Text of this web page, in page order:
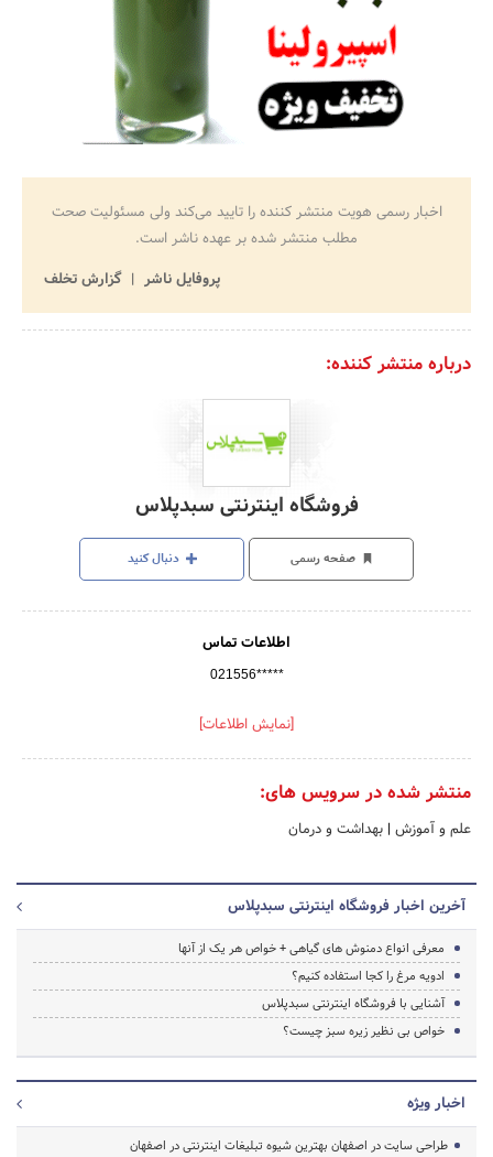
اخبار رسمی هویت منتشر کننده را تایید می‌کند ولی مسئولیت صحت
مطلب منتشر شده بر عهده ناشر است.
پروفایل ناشر
گزارش تخلف
درباره منتشر کننده:
فروشگاه اینترنتی سبدپلاس
صفحه رسمی دنبال کنید
اطلاعات تماس
021556*****
[نمایش اطلاعات]
منتشر شده در سرویس های:
علم و آموزش | بهداشت و درمان
آخرین اخبار فروشگاه اینترنتی سبدپلاس
معرفی انواع دمنوش های گیاهی + خواص هر یک از آنها
ادویه مرغ را کجا استفاده کنیم؟
آشنایی با فروشگاه اینترنتی سبدپلاس
خواص بی نظیر زیره سبز چیست؟
اخبار ویژه
طراحی سایت در اصفهان بهترین شیوه تبلیغات اینترنتی در اصفهان